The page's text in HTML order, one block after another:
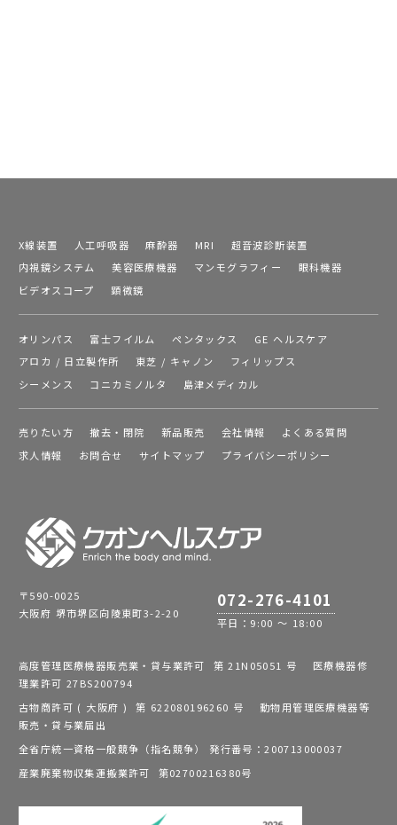
X線装置 人工呼吸器 麻酔器 MRI
超音波診断装置
内視鏡システム
美容医療機器 マンモグラフィー
眼科機器
ビデオスコープ
顕微鏡
オリンパス 富士フイルム ペンタックス
GE ヘルスケア
アロカ / 日立製作所
東芝 / キャノン
フィリップス
シーメンス
コニカミノルタ 島津メディカル
売りたい方 撤去・閉院 新品販売 会社情報
よくある質問
求人情報
お問合せ サイトマップ プライバシーポリシー
〒590-0025
大阪府 堺市堺区向陵東町3-2-20
072-276-4101
平日：9:00 ～ 18:00
高度管理医療機器販売業・貸与業許可 第 21N05051 号 医療機器修
理業許可 27BS200794
古物商許可 ( 大阪府 ) 第 622080196260 号 動物用管理医療機器等
販売・貸与業届出
全省庁統一資格一般競争（指名競争） 発行番号：200713000037
産業廃棄物収集運搬業許可 第02700216380号